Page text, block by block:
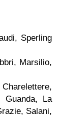
Sperling
Marsilio,
Guanda, La
Salani,